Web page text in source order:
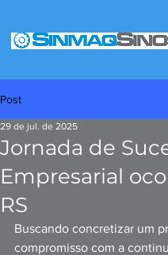
Post
Jornada de
Empresarial
RS
29 de jul. de 2025
Buscando concretizar um
compromisso com a